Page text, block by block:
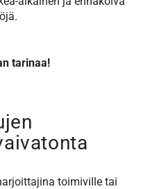
tarinaa!
toimiville tai